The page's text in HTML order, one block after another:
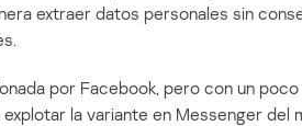
extraer datos personales sin
por Facebook, pero con un
la variante en Messenger del